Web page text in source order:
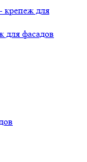
для фасадов